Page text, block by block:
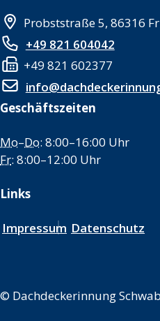
Probststraße 5, 86316
+49 821 604042
+49 821 602377
Geschäftszeiten
Mo–Do: 8:00–16:00 Uhr
Fr: 8:00–12:00 Uhr
Links
Impressum Datenschutz
© Dachdeckerinnung